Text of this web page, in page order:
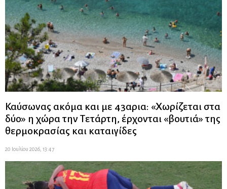
Καύσωνας ακόμα και με 43αρια: «Χωρίζεται στα
δύο» η χώρα την Τετάρτη, έρχονται «βουτιά» της
θερμοκρασίας και καταιγίδες
20 Ιουλίου 2026, 13:47